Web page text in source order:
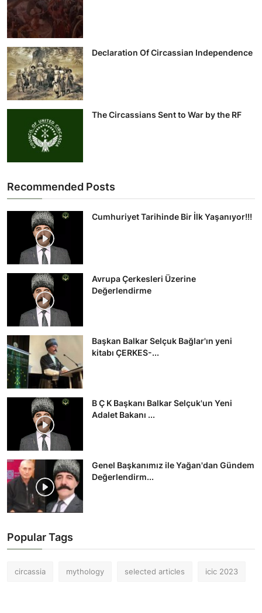
Declaration Of Circassian Independence
The Circassians Sent to War by the RF
Recommended Posts
Cumhuriyet Tarihinde Bir İlk Yaşanıyor!!!
Avrupa Çerkesleri Üzerine
Değerlendirme
Başkan Balkar Selçuk Bağlar'ın yeni
kitabı ÇERKES-...
B Ç K Başkanı Balkar Selçuk'un Yeni
Adalet Bakanı ...
Genel Başkanımız ile Yağan'dan Gündem
Değerlendirm...
Popular Tags
circassia mythology selected articles icic 2023